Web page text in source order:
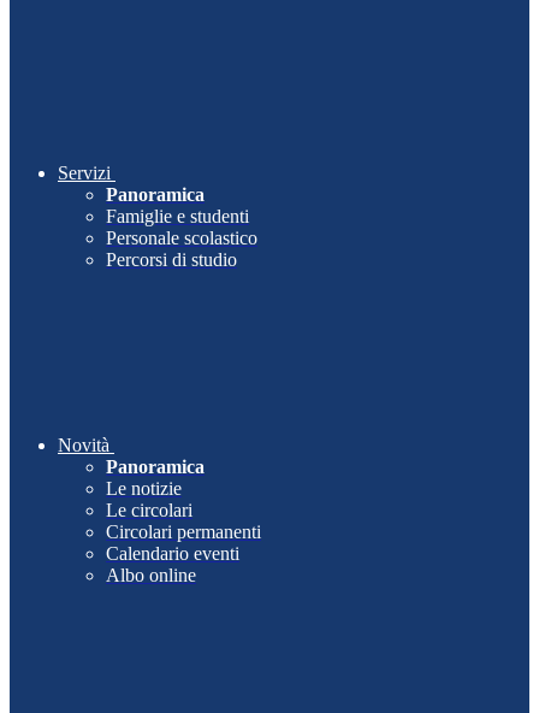
Servizi
Panoramica
Famiglie e studenti
Personale scolastico
Percorsi di studio
Novità
Panoramica
Le notizie
Le circolari
Circolari permanenti
Calendario eventi
Albo online